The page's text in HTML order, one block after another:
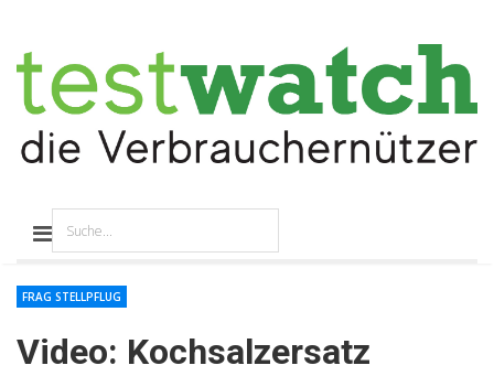
Video: Kochsalzersatz
FRAG STELLPFLUG